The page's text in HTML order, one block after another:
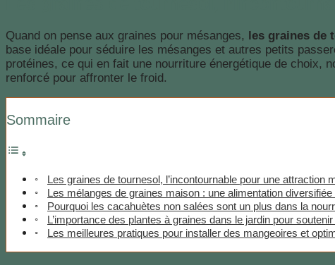
Quand on pense aux graines pour mésanges, les graines de
base idéale pour séduire les mésanges et autres petits
protéines, ce qui en fait une nourriture énergétique de choix,
renforcé pour affronter le froid.
Sommaire
Les graines de tournesol, l’incontournable pour une attraction
Les mélanges de graines maison : une alimentation
Pourquoi les cacahuètes non salées sont un plus dans la
L’importance des plantes à graines dans le jardin pour
Les meilleures pratiques pour installer des mangeoires et